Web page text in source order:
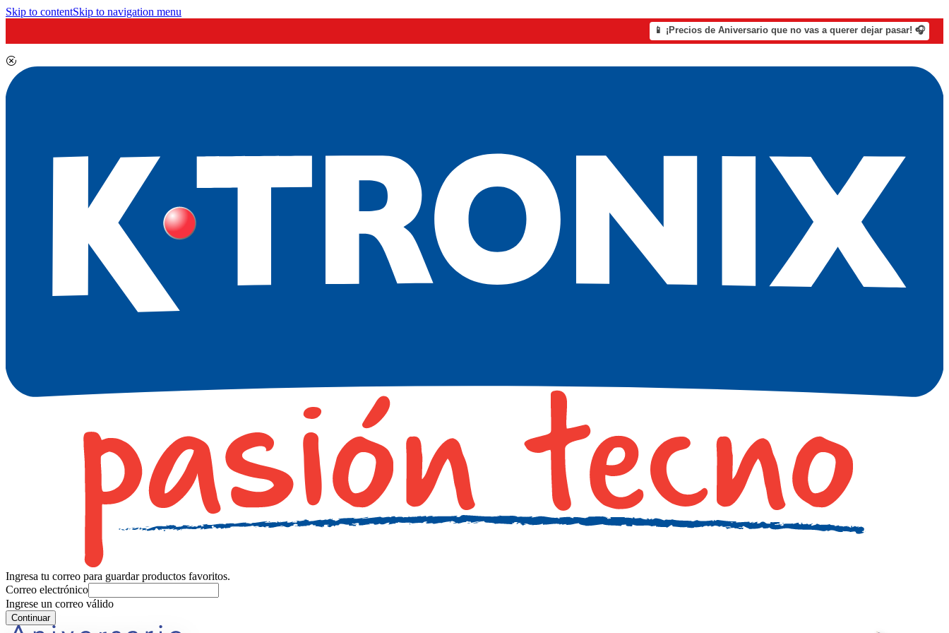
Skip to contentSkip to navigation menu
📱 ¡Precios de Aniversario que no vas a querer dejar pasar! 🎧
Ingresa tu correo para guardar productos favoritos.
Correo electrónico
Ingrese un correo válido
Continuar